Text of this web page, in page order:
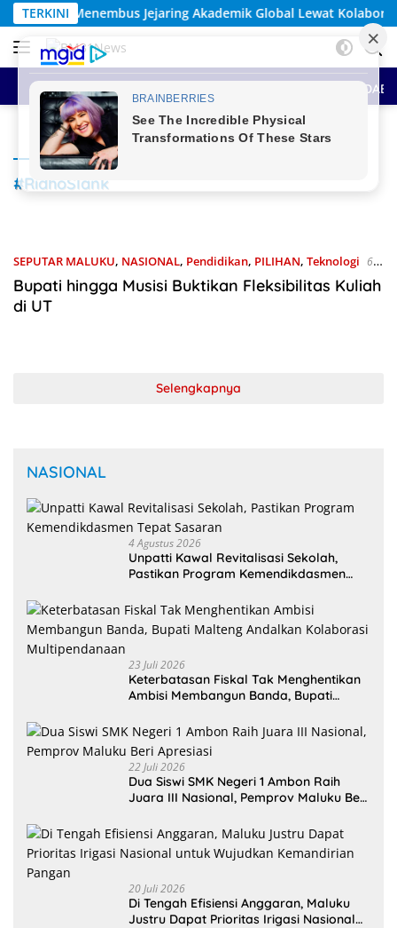
Langsung
ke
konten
TERKINIAkademik Global Lewat Kolaborasi Diaspora Indonesia
HOME BERITA UTAMA ANTAR
#RidhoSlank
SEPUTAR MALUKU, NASIONAL, Pendidikan, PILIHAN, Teknologi 6
Agustus 2025
Bupati hingga Musisi Buktikan Fleksibilitas Kuliah
di UT
Selengkapnya
NASIONAL
4 Agustus 2026
Unpatti Kawal Revitalisasi Sekolah,
Pastikan Program Kemendikdasmen
23 Juli 2026
Keterbatasan Fiskal Tak Menghentikan
Ambisi Membangun Banda, Bupati
Multipendanaan
22 Juli 2026
Dua Siswi SMK Negeri 1 Ambon Raih
Juara III Nasional, Pemprov Maluku Beri
20 Juli 2026
Di Tengah Efisiensi Anggaran, Maluku
Justru Dapat Prioritas Irigasi Nasional